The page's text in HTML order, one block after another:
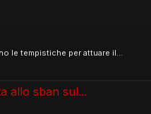
le tempistiche per attuare il...
allo sban sul...